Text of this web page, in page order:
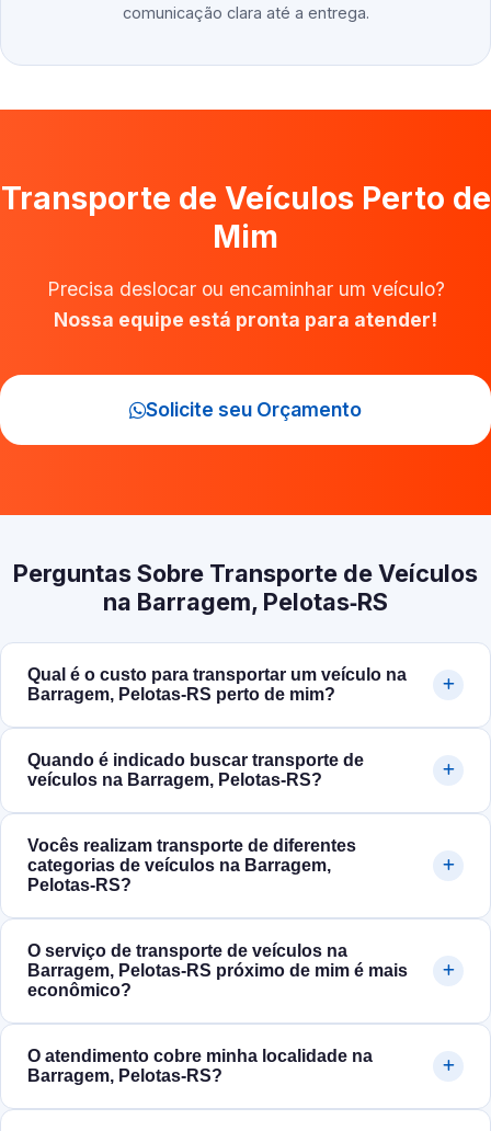
comunicação clara até a entrega.
Transporte de Veículos Perto de
Mim
Precisa deslocar ou encaminhar um veículo?
Nossa equipe está pronta para atender!
Solicite seu Orçamento
Perguntas Sobre Transporte de Veículos
na Barragem, Pelotas‑RS
Qual é o custo para transportar um veículo na
Barragem, Pelotas‑RS perto de mim?
Quando é indicado buscar transporte de
veículos na Barragem, Pelotas‑RS?
Vocês realizam transporte de diferentes
categorias de veículos na Barragem,
Pelotas‑RS?
O serviço de transporte de veículos na
Barragem, Pelotas‑RS próximo de mim é mais
econômico?
O atendimento cobre minha localidade na
Barragem, Pelotas‑RS?